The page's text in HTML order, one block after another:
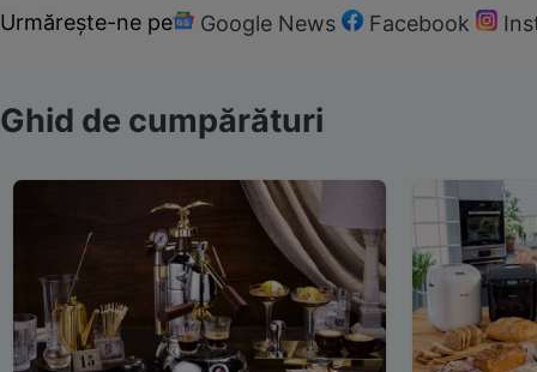
Urmărește-ne pe Google News Facebook
Ghid de cumpărături